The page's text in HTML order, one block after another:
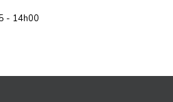
- 14h00